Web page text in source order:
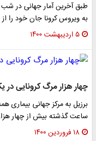
به ویروس کرونا جان خود را
۵ اردیبهشت ۱۴۰۰
چهار هزار مرگ کرونایی در
ساعت گذشته بیش از چهار هزار
۱۸ فروردین ۱۴۰۰